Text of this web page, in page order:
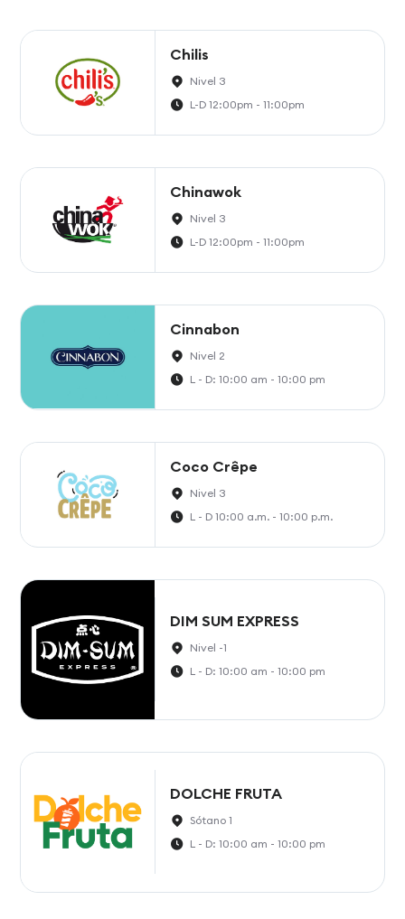
Chilis
Nivel 3
L-D 12:00pm - 11:00pm
Chinawok
Nivel 3
L-D 12:00pm - 11:00pm
Cinnabon
Nivel 2
L - D: 10:00 am - 10:00 pm
Coco Crêpe
Nivel 3
L - D 10:00 a.m. - 10:00 p.m.
DIM SUM EXPRESS
Nivel -1
L - D: 10:00 am - 10:00 pm
DOLCHE FRUTA
Sótano 1
L - D: 10:00 am - 10:00 pm